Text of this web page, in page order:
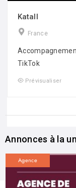
Katall
France
TikTok
Prévisualiser
Annonces à la
Agence